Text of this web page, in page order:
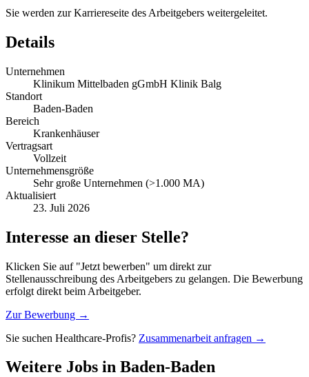
Sie werden zur Karriereseite des Arbeitgebers weitergeleitet.
Details
Unternehmen
Klinikum Mittelbaden gGmbH Klinik Balg
Standort
Baden-Baden
Bereich
Krankenhäuser
Vertragsart
Vollzeit
Unternehmensgröße
Sehr große Unternehmen (>1.000 MA)
Aktualisiert
23. Juli 2026
Interesse an dieser Stelle?
Klicken Sie auf "Jetzt bewerben" um direkt zur
Stellenausschreibung des Arbeitgebers zu gelangen. Die Bewerbung
erfolgt direkt beim Arbeitgeber.
Zur Bewerbung →
Sie suchen Healthcare-Profis? Zusammenarbeit anfragen →
Weitere Jobs in Baden-Baden